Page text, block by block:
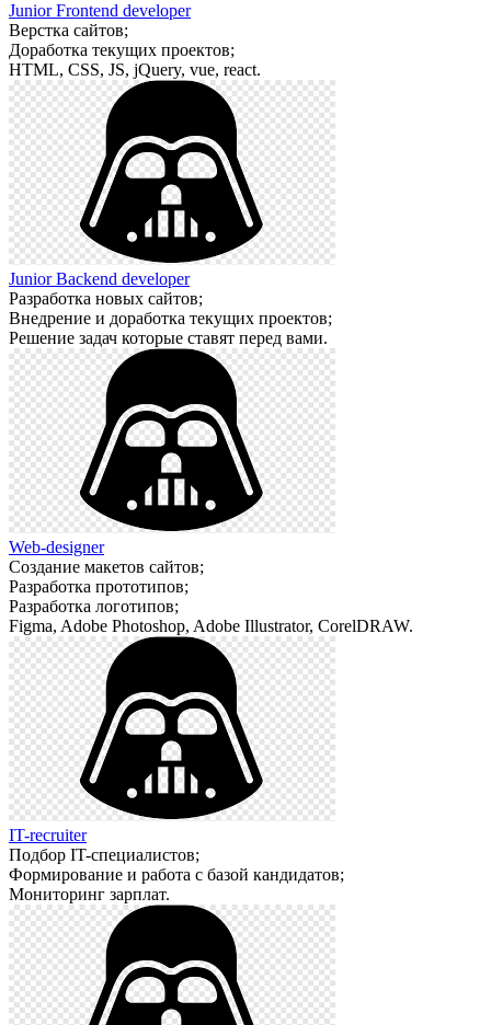
Junior Frontend developer
Верстка сайтов;
Доработка текущих проектов;
HTML, CSS, JS, jQuery, vue, react.
Junior Backend developer
Разработка новых сайтов;
Внедрение и доработка текущих проектов;
Решение задач которые ставят перед вами.
Web-designer
Создание макетов сайтов;
Разработка прототипов;
Разработка логотипов;
Figma, Adobe Photoshop, Adobe Illustrator, CorelDRAW.
IT-recruiter
Подбор IT-специалистов;
Формирование и работа с базой кандидатов;
Мониторинг зарплат.